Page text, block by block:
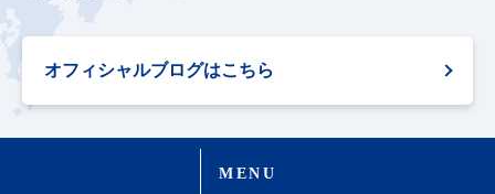
オフィシャルブログはこちら
MENU